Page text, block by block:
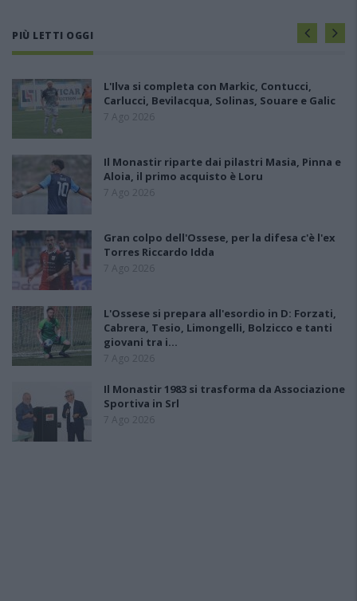
PIÙ LETTI OGGI
L'Ilva si completa con Markic, Contucci,
Carlucci, Bevilacqua, Solinas, Souare e Galic
7 Ago 2026
Il Monastir riparte dai pilastri Masia, Pinna e
Aloia, il primo acquisto è Loru
7 Ago 2026
Gran colpo dell'Ossese, per la difesa c'è l'ex
Torres Riccardo Idda
7 Ago 2026
L'Ossese si prepara all'esordio in D: Forzati,
Cabrera, Tesio, Limongelli, Bolzicco e tanti
giovani tra i…
7 Ago 2026
Il Monastir 1983 si trasforma da Associazione
Sportiva in Srl
7 Ago 2026